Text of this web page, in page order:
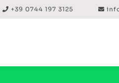
+39 0744 197 3125